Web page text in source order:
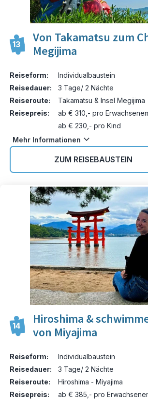
13
Von Takamatsu zum
Megijima
Reiseform:
Individualbaustein
Reisedauer:
3 Tage/ 2 Nächte
Reiseroute:
Takamatsu & Insel Megijima
Reisepreis:
ab € 310,- pro
ab € 230,- pro Kind
Mehr Informationen
ZUM REISEBAUSTEIN
14
Hiroshima &
von Miyajima
Reiseform:
Individualbaustein
Reisedauer:
3 Tage/ 2 Nächte
Reiseroute:
Hiroshima - Miyajima
Reisepreis:
ab € 385,- pro